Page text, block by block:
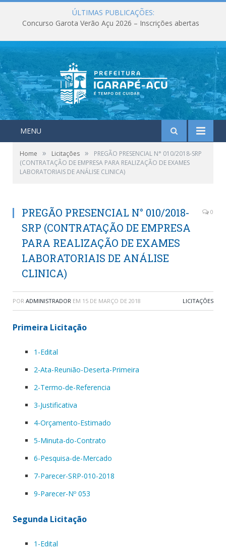
ÚLTIMAS PUBLICAÇÕES:
Concurso Garota Verão Açu 2026 – Inscrições abertas
MENU
Home » Licitações »
PREGÃO PRESENCIAL N° 010/2018-SRP
(CONTRATAÇÃO DE EMPRESA PARA REALIZAÇÃO DE EXAMES
LABORATORIAIS DE ANÁLISE CLINICA)
PREGÃO PRESENCIAL N° 010/2018-
SRP (CONTRATAÇÃO DE EMPRESA
PARA REALIZAÇÃO DE EXAMES
LABORATORIAIS DE ANÁLISE
CLINICA)
0
POR ADMINISTRADOR EM 15 DE MARÇO DE 2018 LICITAÇÕES
Primeira Licitação
1-Edital
2-Ata-Reunião-Deserta-Primeira
2-Termo-de-Referencia
3-Justificativa
4-Orçamento-Estimado
5-Minuta-do-Contrato
6-Pesquisa-de-Mercado
7-Parecer-SRP-010-2018
9-Parecer-Nº 053
Segunda Licitação
1-Edital